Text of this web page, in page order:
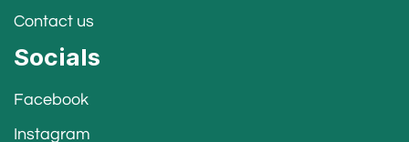
Contact us
Socials
Facebook
Instagram